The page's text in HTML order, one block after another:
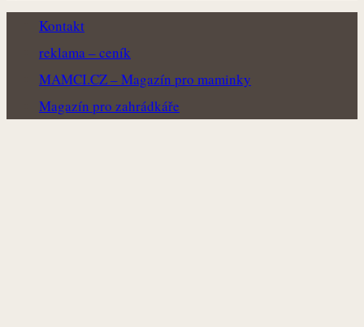
Kontakt
reklama – ceník
MAMCI.CZ – Magazín pro maminky
Magazín pro zahrádkáře